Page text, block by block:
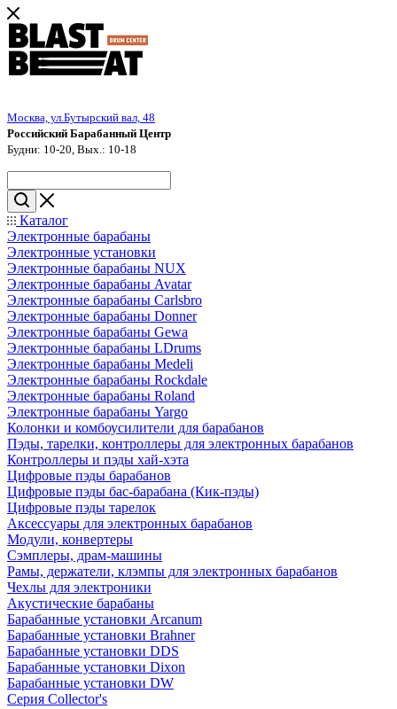
Москва, ул.Бутырский вал, 48
Российский Барабанный Центр
Будни: 10-20, Вых.: 10-18
Каталог
Электронные барабаны
Электронные установки
Электронные барабаны NUX
Электронные барабаны Avatar
Электронные барабаны Carlsbro
Электронные барабаны Donner
Электронные барабаны Gewa
Электронные барабаны LDrums
Электронные барабаны Medeli
Электронные барабаны Rockdale
Электронные барабаны Roland
Электронные барабаны Yargo
Колонки и комбоусилители для барабанов
Пэды, тарелки, контроллеры для электронных барабанов
Контроллеры и пэды хай-хэта
Цифровые пэды барабанов
Цифровые пэды бас-барабана (Кик-пэды)
Цифровые пэды тарелок
Аксессуары для электронных барабанов
Модули, конвертеры
Сэмплеры, драм-машины
Рамы, держатели, клэмпы для электронных барабанов
Чехлы для электроники
Акустические барабаны
Барабанные установки Arcanum
Барабанные установки Brahner
Барабанные установки DDS
Барабанные установки Dixon
Барабанные установки DW
Серия Collector's